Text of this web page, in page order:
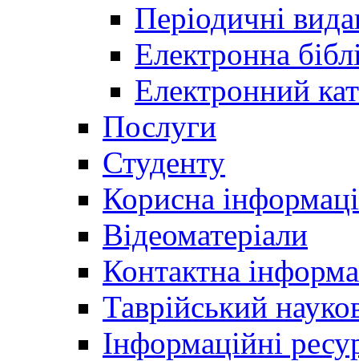
Періодичні
Електронна
Електронний
Послуги
Студенту
Корисна
Відеоматеріали
Контактна
Таврійський
Інформаційні